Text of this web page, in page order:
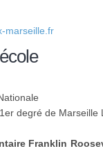
marseille.fr
degré de Marseille
Franklin